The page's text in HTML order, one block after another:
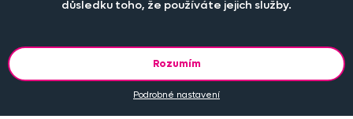
Staňte se členem klubu Dante.cz
Obchodní podmínky
Jak objednat záclony a závěsy na dante.cz?
Jak prát záclony a závěsy?
Jak prát povlečení a prostěradla?
Pobočka a výdej objednávek otevřena
PRODEJNÍ ODDĚLENÍ - TELEFONICKY
důsledku toho, že používáte jejich služby.
Rozumím
Podrobné nastavení